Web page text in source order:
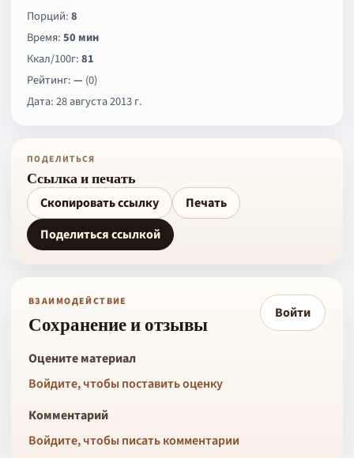
Порций:8
Время:50 мин
Ккал/100г:81
Рейтинг:— (0)
Дата: 28 августа 2013 г.
ПОДЕЛИТЬСЯ
Ссылка и печать
Скопировать ссылку
Печать
Поделиться ссылкой
ВЗАИМОДЕЙСТВИЕ
Сохранение и отзывы Войти
Оцените материал
Войдите, чтобы поставить оценку
Комментарий
Войдите, чтобы писать комментарии